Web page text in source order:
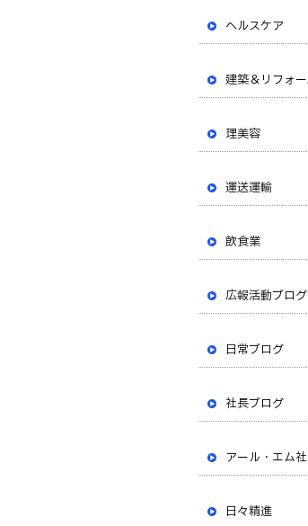
ヘルスケア
建築＆リフォ
理美容
運送運輸
飲食業
広報活動ブログ
日常ブログ
社長ブログ
アール・エム
日々精進